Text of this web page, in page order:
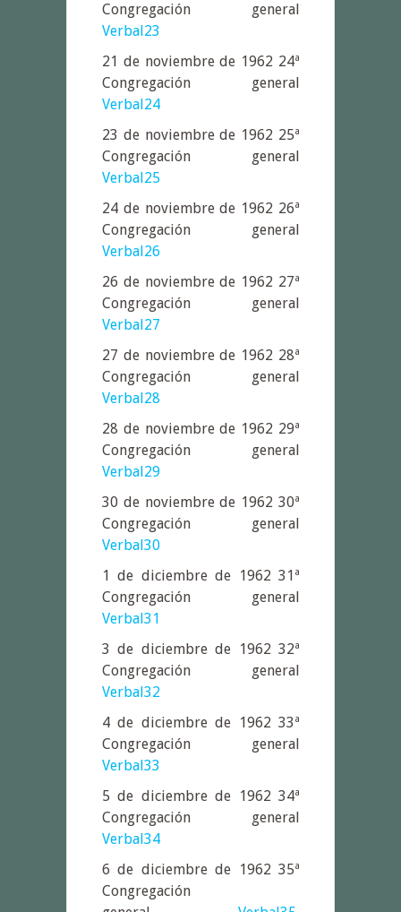
Congregación general
Verbal23
21 de noviembre de 1962 24ª
Congregación general
Verbal24
23 de noviembre de 1962 25ª
Congregación general
Verbal25
24 de noviembre de 1962 26ª
Congregación general
Verbal26
26 de noviembre de 1962 27ª
Congregación general
Verbal27
27 de noviembre de 1962 28ª
Congregación general
Verbal28
28 de noviembre de 1962 29ª
Congregación general
Verbal29
30 de noviembre de 1962 30ª
Congregación general
Verbal30
1 de diciembre de 1962 31ª
Congregación general
Verbal31
3 de diciembre de 1962 32ª
Congregación general
Verbal32
4 de diciembre de 1962 33ª
Congregación general
Verbal33
5 de diciembre de 1962 34ª
Congregación general
Verbal34
6 de diciembre de 1962 35ª
Congregación